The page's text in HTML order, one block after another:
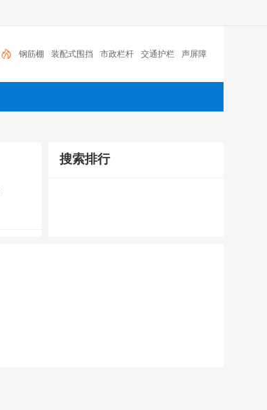
钢筋棚 装配式围挡 市政栏杆 交通护栏 声屏障
搜索排行